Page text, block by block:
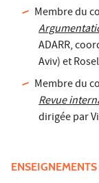
Membre du
ADARR,
Aviv) et
Membre du
Revue
dirigée par
ENSEIGNEMENTS